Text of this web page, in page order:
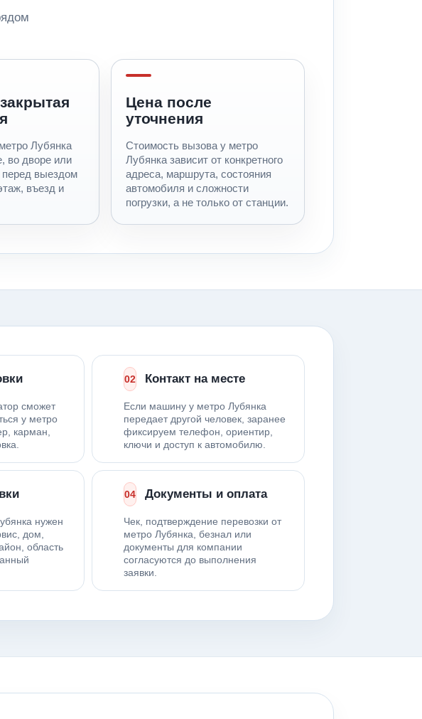
Лубянка
во дворе или
выездом
въезд и
Цена после
уточнения
Стоимость вызова у метро
Лубянка зависит от конкретного
адреса, маршрута, состояния
автомобиля и сложности
погрузки, а не только от станции.
сможет
у метро
карман,
02 Контакт на месте
Если машину у метро Лубянка
передает другой человек, заранее
фиксируем телефон, ориентир,
ключи и доступ к автомобилю.
нужен
дом,
область
04 Документы и оплата
Чек, подтверждение перевозки от
метро Лубянка, безнал или
документы для компании
согласуются до выполнения
заявки.